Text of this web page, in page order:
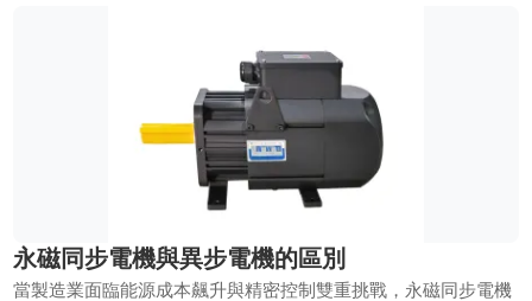
永磁同步電機與異步電機的區別
當製造業面臨能源成本飆升與精密控制雙重挑戰，永磁同步電機